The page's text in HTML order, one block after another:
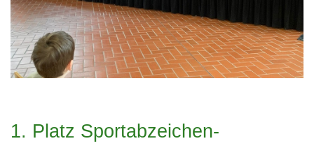
1. Platz Sportabzeichen-